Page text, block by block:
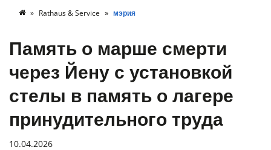
Rathaus & Service мэрия
Память о марше смерти
через Йену с установкой
стелы в память о лагере
принудительного труда
10.04.2026